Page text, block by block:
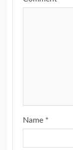
Name *